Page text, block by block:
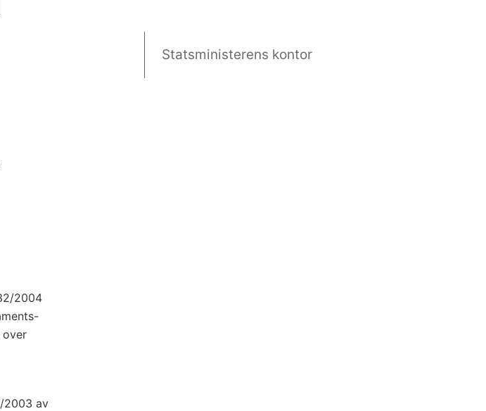
2004
over
2003 av
Statsministerens kontor